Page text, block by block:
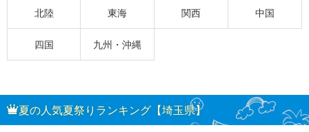
北陸 東海 関西 中国
四国 九州・沖縄
夏の人気夏祭りランキング【埼玉県】